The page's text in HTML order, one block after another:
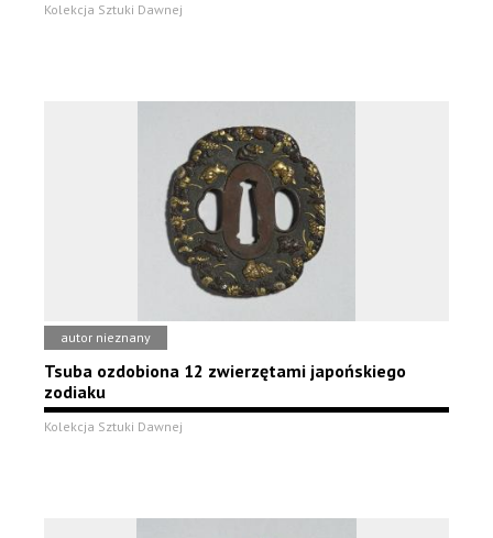
Kolekcja Sztuki Dawnej
autor nieznany
Tsuba ozdobiona 12 zwierzętami japońskiego
zodiaku
Kolekcja Sztuki Dawnej